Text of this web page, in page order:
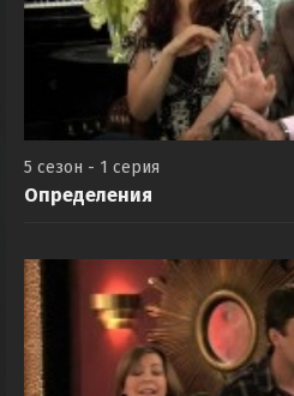
5 сезон - 1 серия
Определения